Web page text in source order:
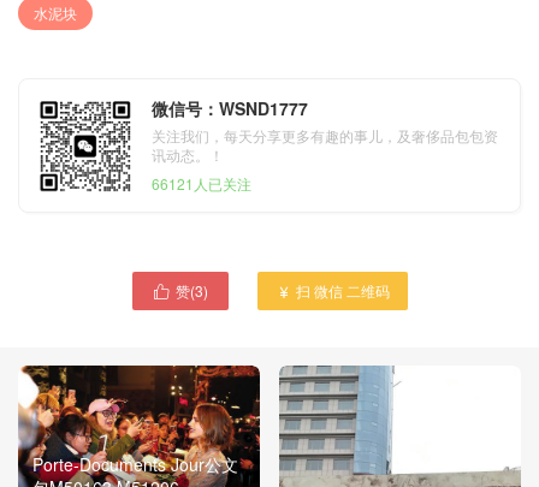
水泥块
微信号：WSND1777
关注我们，每天分享更多有趣的事儿，及奢侈品包包资
讯动态。！
66121人已关注
 赞(3)  扫 微信 二维码
Porte-Documents Jour公文